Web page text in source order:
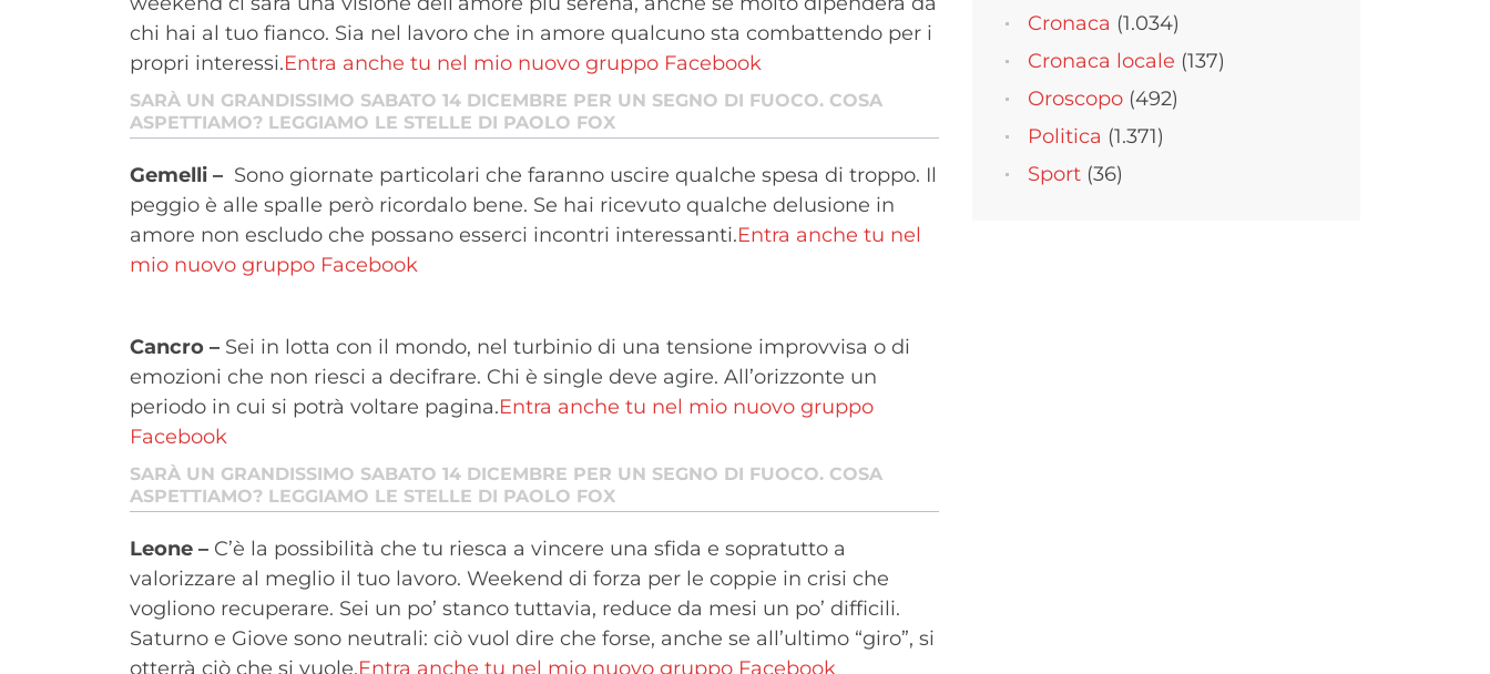
chi hai al tuo fianco. Sia nel lavoro che in amore qualcuno sta combattendo per i
propri interessi.Entra anche tu nel mio nuovo gruppo Facebook
SARÀ UN GRANDISSIMO SABATO 14 DICEMBRE PER UN SEGNO DI FUOCO. COSA
ASPETTIAMO? LEGGIAMO LE STELLE DI PAOLO FOX
Gemelli – Sono giornate particolari che faranno uscire qualche spesa di troppo. Il
peggio è alle spalle però ricordalo bene. Se hai ricevuto qualche delusione in
amore non escludo che possano esserci incontri interessanti.Entra anche tu nel
mio nuovo gruppo Facebook
Cancro – Sei in lotta con il mondo, nel turbinio di una tensione improvvisa o di
emozioni che non riesci a decifrare. Chi è single deve agire. All’orizzonte un
periodo in cui si potrà voltare pagina.Entra anche tu nel mio nuovo gruppo
Facebook
SARÀ UN GRANDISSIMO SABATO 14 DICEMBRE PER UN SEGNO DI FUOCO. COSA
ASPETTIAMO? LEGGIAMO LE STELLE DI PAOLO FOX
Leone – C’è la possibilità che tu riesca a vincere una sfida e sopratutto a
valorizzare al meglio il tuo lavoro. Weekend di forza per le coppie in crisi che
vogliono recuperare. Sei un po’ stanco tuttavia, reduce da mesi un po’ difficili.
Saturno e Giove sono neutrali: ciò vuol dire che forse, anche se all’ultimo “giro”, si
otterrà ciò che si vuole.Entra anche tu nel mio nuovo gruppo Facebook
Cronaca (1.034)
Cronaca locale (137)
Oroscopo (492)
Politica (1.371)
Sport (36)